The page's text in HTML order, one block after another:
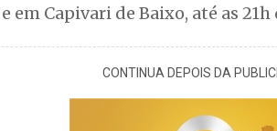
em Capivari de Baixo, até as
CONTINUA DEPOIS DA